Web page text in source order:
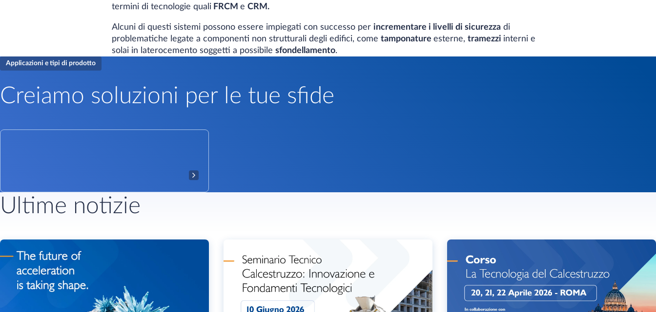
termini di tecnologie quali FRCM e CRM.
Alcuni di questi sistemi possono essere impiegati con successo per incrementare i livelli di sicurezza di
problematiche legate a componenti non strutturali degli edifici, come tamponature esterne, tramezzi interni e
solai in laterocemento soggetti a possibile sfondellamento.
Applicazioni e tipi di prodotto
Creiamo soluzioni per le tue sfide
Ultime notizie